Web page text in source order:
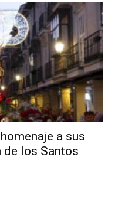
a sus
de los Santos